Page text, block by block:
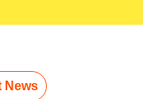
News